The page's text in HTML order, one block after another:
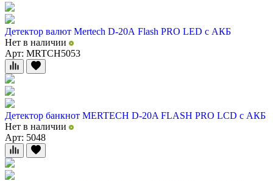
Детектор валют Mertech D-20А Flash PRO LED с АКБ
Нет в наличии
Арт: MRTCH5053
Детектор банкнот MERTECH D-20A FLASH PRO LСD с АКБ
Нет в наличии
Арт: 5048